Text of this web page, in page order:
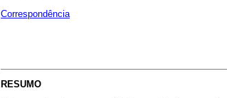
Correspondência
RESUMO